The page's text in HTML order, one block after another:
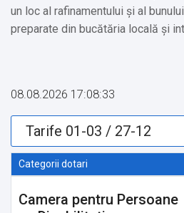
un loc al rafinamentului și al
preparate din bucătăria locală și
pline de stil, locul perfect pentru
puteţi savura preparate excelente
pentru organizarea de dineuri,
evenimente speciale.
Sala de conferinţe:
Calitatea, seriozitatea și
08.08.2026 17:08:33
Categorii dotari
Camera pentru Persoane